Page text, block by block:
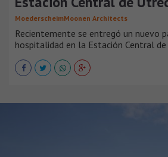
MoederscheimMoonen Architects
Recientemente se entregó un nuevo
hospitalidad en la Estación Central